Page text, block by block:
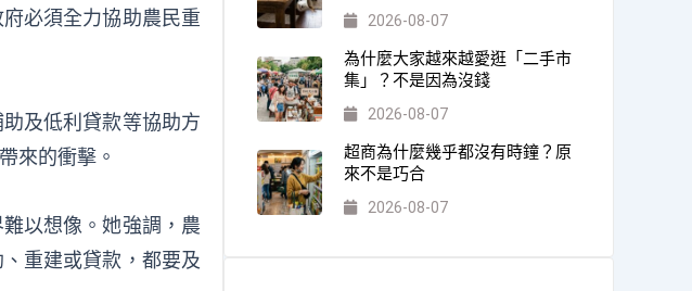
必須全力協助農民重
及低利貸款等協助方
來的衝擊。
以想像。她強調，農
重建或貸款，都要及
2026-08-07
為什麼大家越來越愛逛「二手市
集」？不是因為沒錢
2026-08-07
超商為什麼幾乎都沒有時鐘？原
來不是巧合
2026-08-07